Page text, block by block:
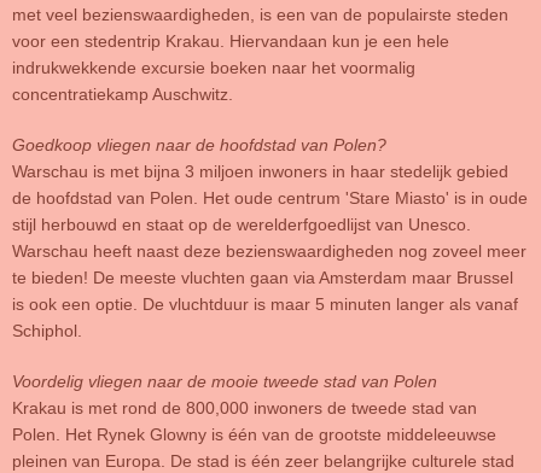
met veel bezienswaardigheden, is een van de populairste steden
voor een stedentrip Krakau. Hiervandaan kun je een hele
indrukwekkende excursie boeken naar het voormalig
concentratiekamp Auschwitz.
Goedkoop vliegen naar de hoofdstad van Polen?
Warschau is met bijna 3 miljoen inwoners in haar stedelijk gebied
de hoofdstad van Polen. Het oude centrum 'Stare Miasto' is in oude
stijl herbouwd en staat op de werelderfgoedlijst van Unesco.
Warschau heeft naast deze bezienswaardigheden nog zoveel meer
te bieden! De meeste vluchten gaan via Amsterdam maar Brussel
is ook een optie. De vluchtduur is maar 5 minuten langer als vanaf
Schiphol.
Voordelig vliegen naar de mooie tweede stad van Polen
Krakau is met rond de 800,000 inwoners de tweede stad van
Polen. Het Rynek Glowny is één van de grootste middeleeuwse
pleinen van Europa. De stad is één zeer belangrijke culturele stad